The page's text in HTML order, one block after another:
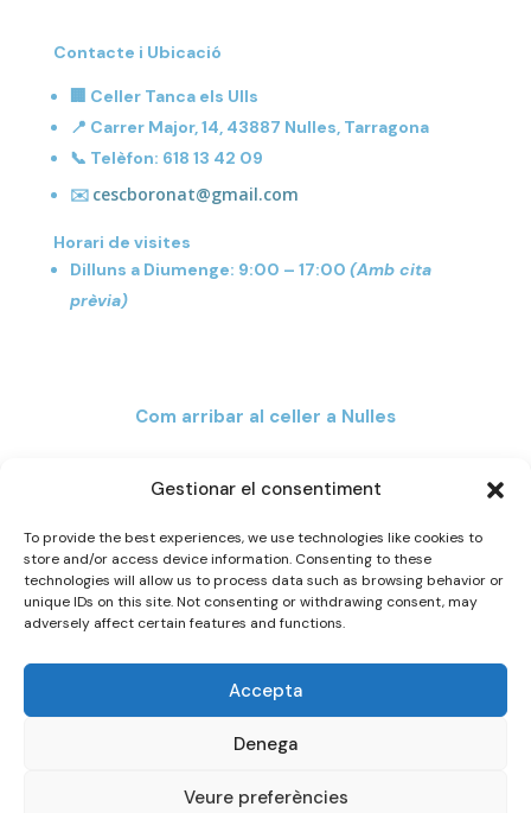
Gestionar el consentiment
To provide the best experiences, we use technologies like cookies to
store and/or access device information. Consenting to these
technologies will allow us to process data such as browsing behavior or
unique IDs on this site. Not consenting or withdrawing consent, may
adversely affect certain features and functions.
Accepta
Denega
Veure preferències
Contacte i Ubicació
🏢 Celler Tanca els Ulls
📍 Carrer Major, 14, 43887 Nulles, Tarragona
📞 Telèfon: 618 13 42 09
✉️ cescboronat@gmail.com
Horari de visites
Dilluns a Diumenge: 9:00 – 17:00 (Amb cita
prèvia)
Com arribar al celler a Nulles
Design byOlalon